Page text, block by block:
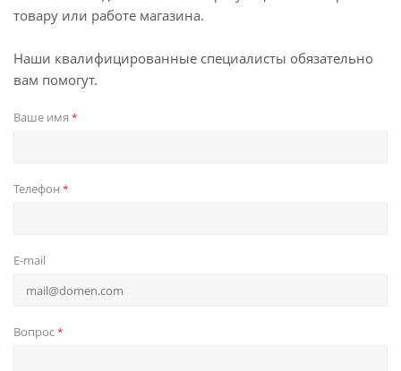
товару или работе магазина.
Наши квалифицированные специалисты обязательно
вам помогут.
Ваше имя *
Телефон *
E-mail
Вопрос*